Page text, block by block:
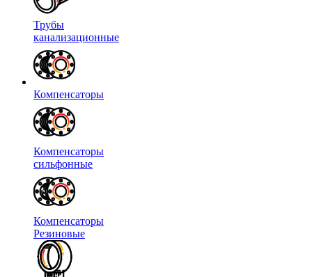
Трубы
канализационные
Компенсаторы
Компенсаторы
сильфонные
Компенсаторы
Резиновые